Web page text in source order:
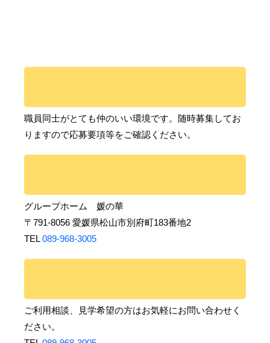
職員同士がとても仲のいい環境です。随時募集してお
りますので応募要項等をご確認ください。
グループホーム 媛の華
〒791-8056 愛媛県松山市別府町183番地2
TEL089-968-3005
ご利用相談、見学希望の方はお気軽にお問い合わせく
ださい。